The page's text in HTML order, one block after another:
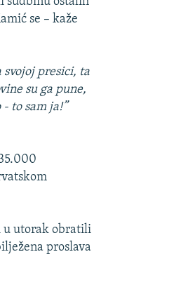
se – kaže
presici, ta
su ga pune,
to sam ja!”
u utorak obratili
proslava